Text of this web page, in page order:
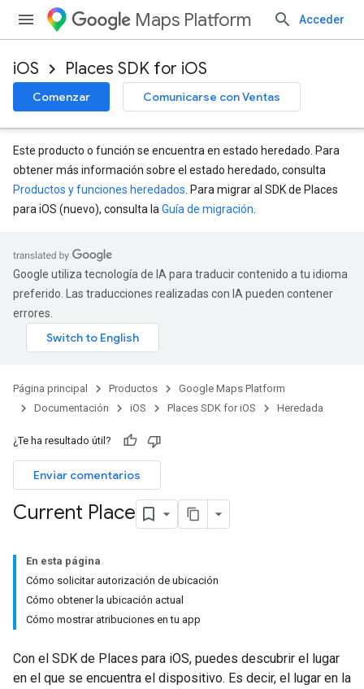
Maps Platform Acceder
iOS Places SDK for iOS
Comenzar Comunicarse con Ventas
Este producto o función se encuentra en estado heredado. Para
obtener más información sobre el estado heredado, consulta
Productos y funciones heredados . Para migrar al SDK de Places
para iOS (nuevo), consulta la Guía de migración
Google utiliza tecnología de IA para traducir contenido a tu idioma
preferido. Las traducciones realizadas con IA pueden contener
errores.
Página principal Productos
Google Maps Platform
Documentación
iOS Places SDK for iOS Heredada
¿Te ha resultado útil?
Enviar comentarios
Current Place
En esta página
Cómo solicitar autorización de ubicación
Cómo obtener la ubicación actual
Cómo mostrar atribuciones en tu app
Con el SDK de Places para iOS, puedes descubrir el lugar
en el que se encuentra el dispositivo. Es decir, el lugar en la